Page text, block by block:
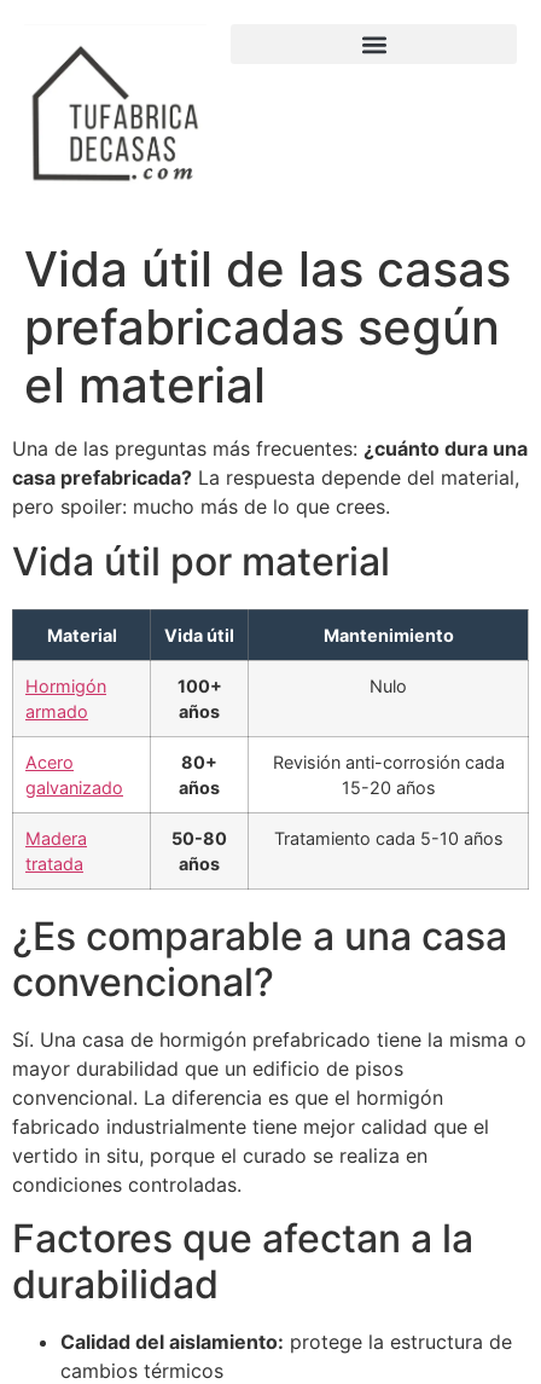
Vida útil de las casas
prefabricadas según
el material
Una de las preguntas más frecuentes: ¿cuánto dura una
casa prefabricada? La respuesta depende del material,
pero spoiler: mucho más de lo que crees.
Vida útil por material
Material Vida útil Mantenimiento
Hormigón
armado
100+
años
Nulo
Acero
galvanizado
80+
años
Revisión anti-corrosión cada
15-20 años
Madera
tratada
50-80
años
Tratamiento cada 5-10 años
¿Es comparable a una casa
convencional?
Sí. Una casa de hormigón prefabricado tiene la misma o
mayor durabilidad que un edificio de pisos
convencional. La diferencia es que el hormigón
fabricado industrialmente tiene mejor calidad que el
vertido in situ, porque el curado se realiza en
condiciones controladas.
Factores que afectan a la
durabilidad
Calidad del aislamiento: protege la estructura de
cambios térmicos